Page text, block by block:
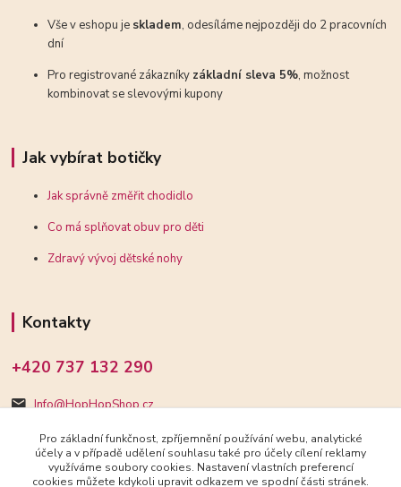
Vše v eshopu je skladem, odesíláme nejpozději do 2 pracovních
dní
Pro registrované zákazníky základní sleva 5%, možnost
kombinovat se slevovými kupony
Jak vybírat botičky
Jak správně změřit chodidlo
Co má splňovat obuv pro děti
Zdravý vývoj dětské nohy
Kontakty
+420 737 132 290
Info@HopHopShop.cz
Pro základní funkčnost, zpříjemnění používání webu, analytické
účely a v případě udělení souhlasu také pro účely cílení reklamy
využíváme soubory cookies. Nastavení vlastních preferencí
cookies můžete kdykoli upravit odkazem ve spodní části stránek.